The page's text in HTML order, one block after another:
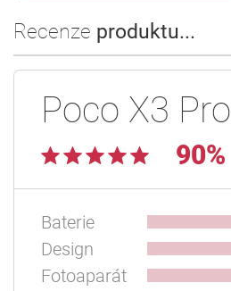
Recenze produktu...
Poco X3 Pro
90%
Baterie
Design
Fotoaparát